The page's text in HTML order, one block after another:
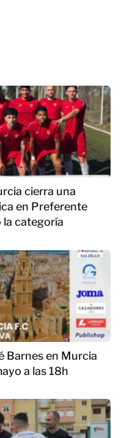
cierra una
en Preferente
categoría
Barnes en Murcia
a las 18h